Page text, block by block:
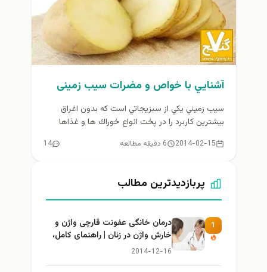
آشنايي با خواص و مضرات سیب زمینی
سيب زميني يكي از سبزيجاتي است كه بدون اغراق
بيشترين كاربرد را در پخت انواع خوراك ها و غذاها
2014-02-15 6 دقیقه مطالعه 14
پربازدیدترین مطالب
1
درمان خانگی عفونت قارچی واژن و
خارش واژن در زنان | راهنمای کامل،
ایمن و کاربردی
2014-12-16